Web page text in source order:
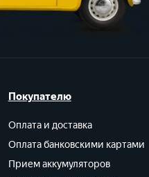
Покупателю
Оплата и доставка
Оплата банковскими картами
Прием аккумуляторов